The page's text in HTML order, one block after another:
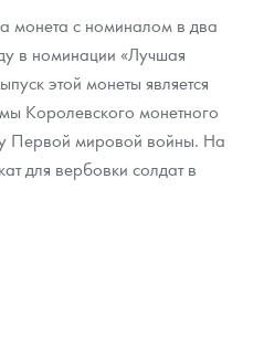
монета с номиналом в два
в номинации «Лучшая
этой монеты является
Королевского монетного
Первой мировой войны. На
для вербовки солдат в